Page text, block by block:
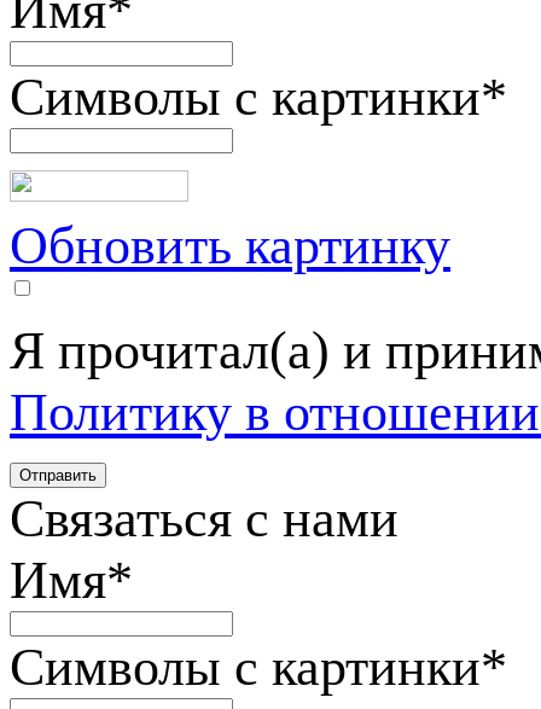
Символы с картинки*
Обновить картинку
Я прочитал(а) и
Политику в
Связаться с нами
Имя*
Символы с картинки*